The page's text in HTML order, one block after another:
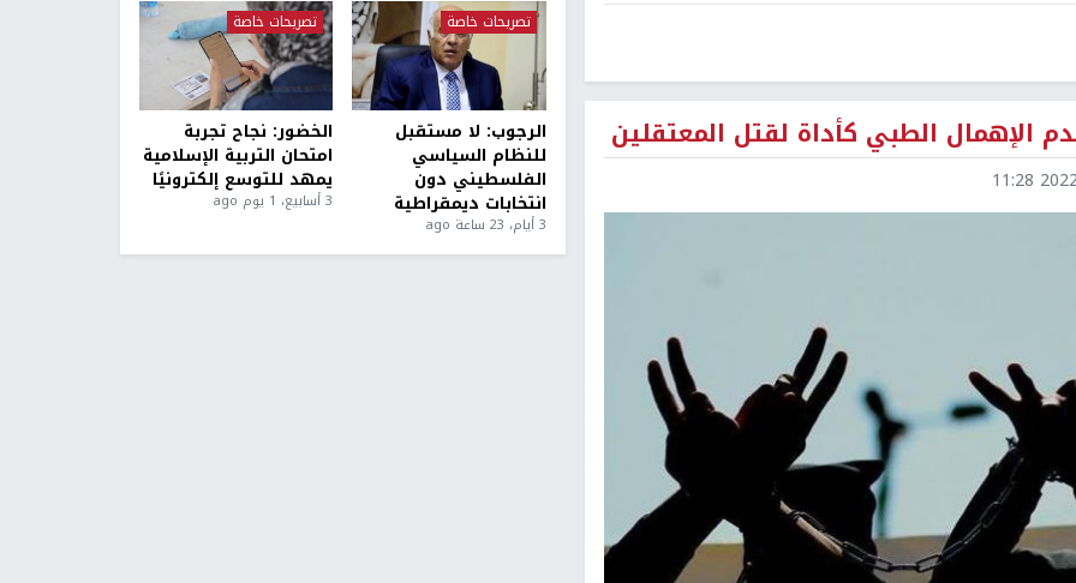
الإهمال الطبي كأداة لقتل المعتقلين
2022-
تصريحات خاصة
الرجوب: لا مستقبل
للنظام السياسي
الفلسطيني دون
انتخابات ديمقراطية
3 أيام، 23 ساعة ago
تصريحات خاصة
الخضور: نجاح تجربة
امتحان التربية الإسلامية
يمهد للتوسع إلكترونيًا
3 أسابيع، 1 يوم ago